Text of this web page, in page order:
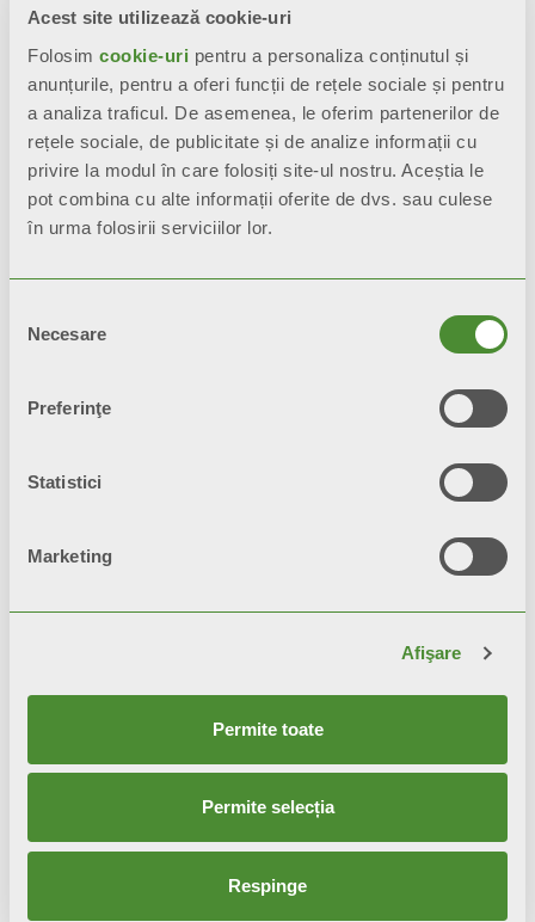
Acest site utilizează cookie-uri
Folosim cookie-uri pentru a personaliza conținutul și
anunțurile, pentru a oferi funcții de rețele sociale și pentru
a analiza traficul. De asemenea, le oferim partenerilor de
rețele sociale, de publicitate și de analize informații cu
privire la modul în care folosiți site-ul nostru. Aceștia le
pot combina cu alte informații oferite de dvs. sau culese
în urma folosirii serviciilor lor.
consimțământului
Necesare
Preferinţe
Statistici
Marketing
Afişare
Permite toate
Permite selecția
Respinge
Februarie
Ianuarie
Martie
Aprilie
Iunie
Iulie
August
Decembrie
BLITZ SUPER B4-SLATE GREY
COOL-NEUTRAL WHITE
COOL-GRAPHITE
COOL-SLATE GREY
COOL-BRONZE
COOL-LIGHT SHELL
COOL-MIDNIGHT GREEN